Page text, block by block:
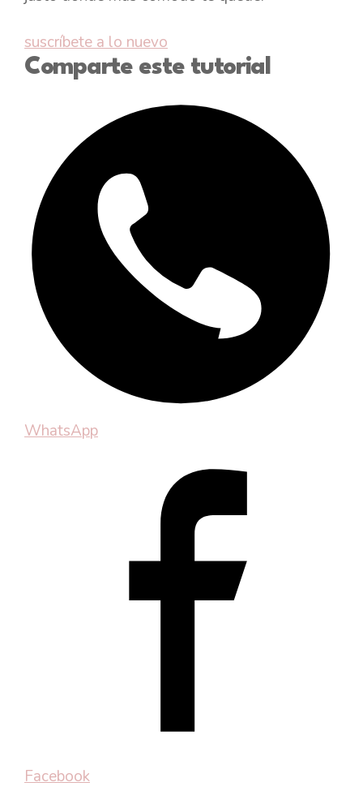
suscríbete a lo nuevo
Comparte este tutorial
WhatsApp
Facebook